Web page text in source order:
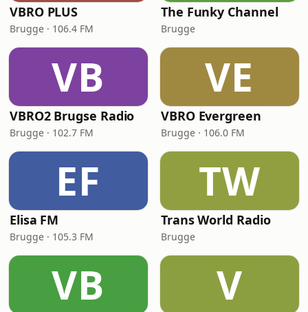
VBRO PLUS
Brugge · 106.4 FM
The Funky Channel
Brugge
VB
VBRO2 Brugse Radio
Brugge · 102.7 FM
VE
VBRO Evergreen
Brugge · 106.0 FM
EF
Elisa FM
Brugge · 105.3 FM
TW
Trans World Radio
Brugge
VB V